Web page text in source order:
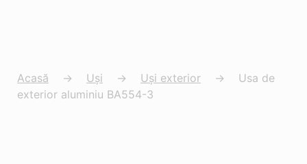
Acasă → Uși → Uși exterior →
Usa de
exterior aluminiu BA554-3